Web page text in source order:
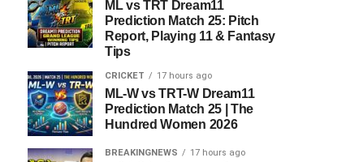
ML vs TRT Dream11
Prediction Match 25: Pitch
Report, Playing 11 & Fantasy
Tips
CRICKET 17 hours ago
ML-W vs TRT-W Dream11
Prediction Match 25 | The
Hundred Women 2026
BREAKINGNEWS 17 hours ago